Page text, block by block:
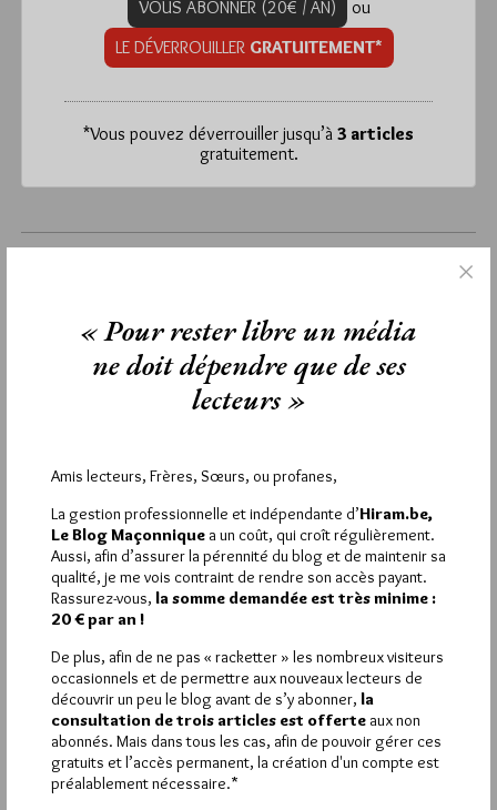
VOUS ABONNER (20€ / AN)
ou
LE DÉVERROUILLER GRATUITEMENT*
*Vous pouvez déverrouiller jusqu’à 3 articles
gratuitement.
Étiquettes :Le Souffle de Martha,Martha Desrumeaux
La rédaction de commentaires est
réservée aux abonnés.
Si vous souhaitez rédiger des
commentaires, vous devez :
Déjà inscrit(e) ?Connectez-vous
« Pour rester libre un média
ne doit dépendre que de ses
lecteurs »
Amis lecteurs, Frères, Sœurs, ou profanes,
La gestion professionnelle et indépendante d’Hiram.be,
Le Blog Maçonnique a un coût, qui croît régulièrement.
Aussi, afin d’assurer la pérennité du blog et de maintenir sa
qualité, je me vois contraint de rendre son accès payant.
Rassurez-vous, la somme demandée est très minime :
20 € par an !
De plus, afin de ne pas « racketter » les nombreux visiteurs
occasionnels et de permettre aux nouveaux lecteurs de
découvrir un peu le blog avant de s’y abonner, la
consultation de trois articles est offerte aux non
abonnés. Mais dans tous les cas, afin de pouvoir gérer ces
gratuits et l’accès permanent, la création d'un compte est
préalablement nécessaire.*